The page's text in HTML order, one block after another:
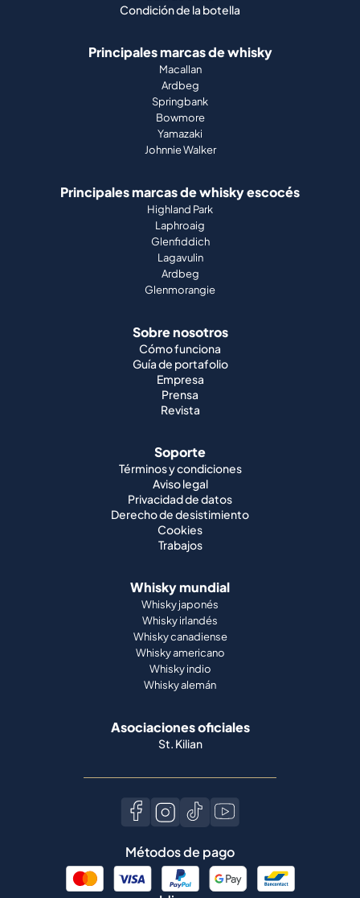
Condición de la botella
Principales marcas de whisky
Macallan
Ardbeg
Springbank
Bowmore
Yamazaki
Johnnie Walker
Principales marcas de whisky escocés
Highland Park
Laphroaig
Glenfiddich
Lagavulin
Ardbeg
Glenmorangie
Sobre nosotros
Cómo funciona
Guía de portafolio
Empresa
Prensa
Revista
Soporte
Términos y condiciones
Aviso legal
Privacidad de datos
Derecho de desistimiento
Cookies
Trabajos
Whisky mundial
Whisky japonés
Whisky irlandés
Whisky canadiense
Whisky americano
Whisky indio
Whisky alemán
Asociaciones oficiales
St. Kilian
Métodos de pago